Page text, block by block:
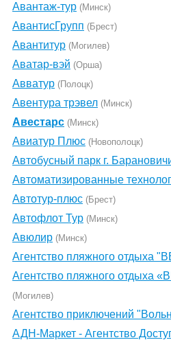
Авантаж-тур (Минск)
АвантисГрупп (Брест)
Авантитур (Могилев)
Аватар-вэй (Орша)
Авватур (Полоцк)
Авентура трэвел (Минск)
Авестарс (Минск)
Авиатур Плюс (Новополоцк)
Автобусный парк г.
Автоматизированные
Автотур-плюс (Брест)
Автофлот Тур (Минск)
Авюлир (Минск)
Агентство пляжного отдыха
Агентство пляжного
(Могилев)
Агентство приключений
АДН-Маркет - Агентство